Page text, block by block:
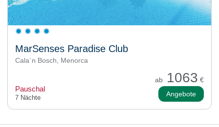
MarSenses Paradise Club
Cala`n Bosch, Menorca
ab 1063 €
Pauschal
7 Nächte Angebote